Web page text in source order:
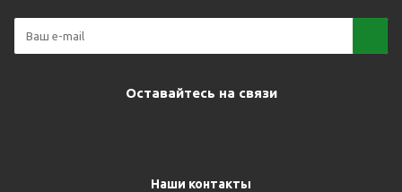
Оставайтесь на связи
Наши контакты